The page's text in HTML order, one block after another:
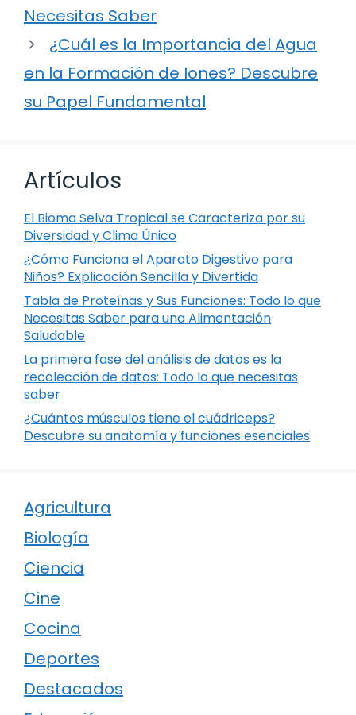
Necesitas Saber
¿Cuál es la Importancia del Agua
en la Formación de Iones? Descubre
su Papel Fundamental
Artículos
El Bioma Selva Tropical se Caracteriza por su
Diversidad y Clima Único
¿Cómo Funciona el Aparato Digestivo para
Niños? Explicación Sencilla y Divertida
Tabla de Proteínas y Sus Funciones: Todo lo que
Necesitas Saber para una Alimentación
Saludable
La primera fase del análisis de datos es la
recolección de datos: Todo lo que necesitas
saber
¿Cuántos músculos tiene el cuádriceps?
Descubre su anatomía y funciones esenciales
Agricultura
Biología
Ciencia
Cine
Cocina
Deportes
Destacados